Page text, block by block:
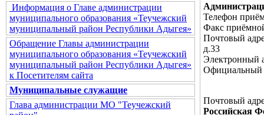
Информация о Главе администрации
муниципального образования «Теучежский
муниципальный район Республики Адыгея»
Обращение Главы администрации
муниципального образования «Теучежский
муниципальный район Республики Адыгея»
к Посетителям сайта
Муниципальные служащие
Глава администрации МО "Теучежский
Телефон
Факс
Почтовый
д.33
Электронный
Официальный
Почтовый
Российская